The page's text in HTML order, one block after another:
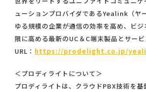
ューションプロバイダであるYealink（ヤ
ゆる規模の企業が通信の効率を高め、ビ
限に高める最新のUC＆C端末製品とサービ
URL： https://prodelight.co.jp/
＜プロディライトについて＞
プロディライトは、クラウドPBX技術を基